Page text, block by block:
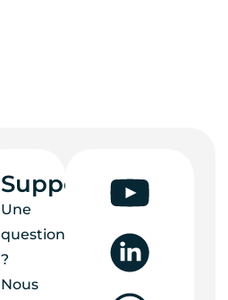
Support
Une
question
?
Nous